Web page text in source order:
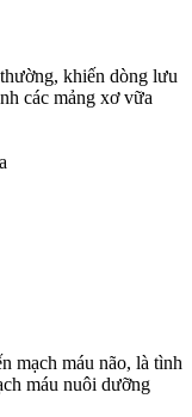
khiến dòng lưu
các mảng xơ vữa
mạch máu não, là tình
máu nuôi dưỡng